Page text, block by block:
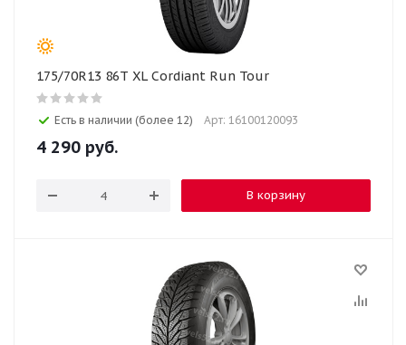
175/70R13 86T XL Cordiant Run Tour
Есть в наличии (более 12) Арт: 16100120093
4 290 руб.
В корзину